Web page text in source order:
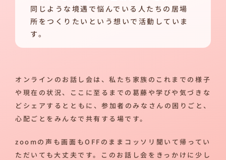
同じような境遇で悩んでいる人たちの居場
所をつくりたいという想いで活動していま
す。
オンラインのお話し会は、私たち家族のこれまでの様子
や現在の状況、ここに至るまでの葛藤や学びや気づきな
どシェアするとともに、参加者のみなさんの困りごと、
心配ごとをみんなで共有する場です。
zoomの声も画面もOFFのままコッソリ聞いて帰ってい
ただいても大丈夫です。このお話し会をきっかけに少し